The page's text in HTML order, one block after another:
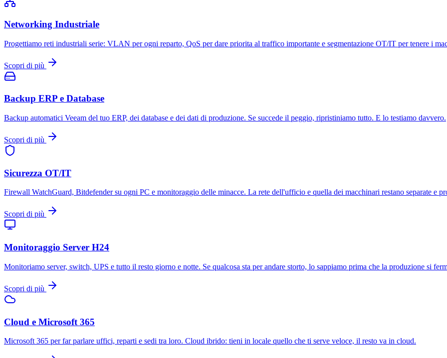
Networking Industriale
Progettiamo reti industriali serie: VLAN per ogni reparto, QoS per dare priorita al traffico importante e segmentazione OT/IT per tenere i
Scopri di più
Backup ERP e Database
Backup automatici Veeam del tuo ERP, dei database e dei dati di produzione. Se succede il peggio, ripristiniamo tutto. E lo testiamo davvero.
Scopri di più
Sicurezza OT/IT
Firewall WatchGuard, Bitdefender su ogni PC e monitoraggio delle minacce. La rete dell'ufficio e quella dei macchinari restano separate e
Scopri di più
Monitoraggio Server H24
Monitoriamo server, switch, UPS e tutto il resto giorno e notte. Se qualcosa sta per andare storto, lo sappiamo prima che la produzione si
Scopri di più
Cloud e Microsoft 365
Microsoft 365 per far parlare uffici, reparti e sedi tra loro. Cloud ibrido: tieni in locale quello che ti serve veloce, il resto va in cloud.